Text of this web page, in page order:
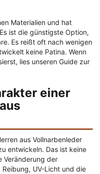
Materialien und hat
ist die günstigste Option,
Es reißt oft nach wenigen
keine Patina. Wenn
lies unseren Guide zur
einer
aus Vollnarbenleder
entwickeln. Das ist keine
Veränderung der
UV-Licht und die